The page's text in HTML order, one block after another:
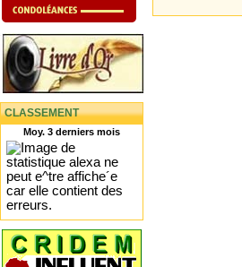
CLASSEMENT
Moy. 3 derniers mois